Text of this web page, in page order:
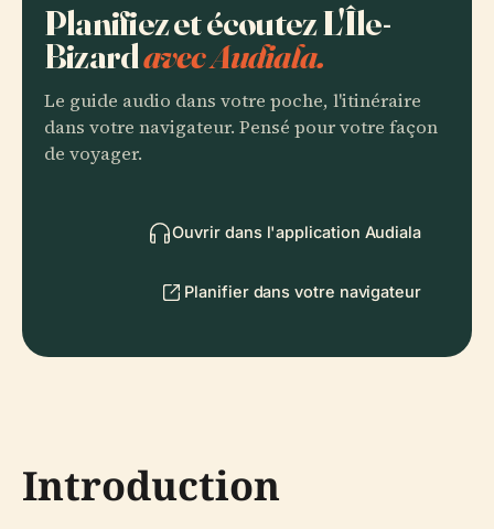
Planifiez et écoutez L'Île-
Bizardavec Audiala.
Le guide audio dans votre poche, l'itinéraire
dans votre navigateur. Pensé pour votre façon
de voyager.
Ouvrir dans l'application Audiala
Planifier dans votre navigateur
Introduction